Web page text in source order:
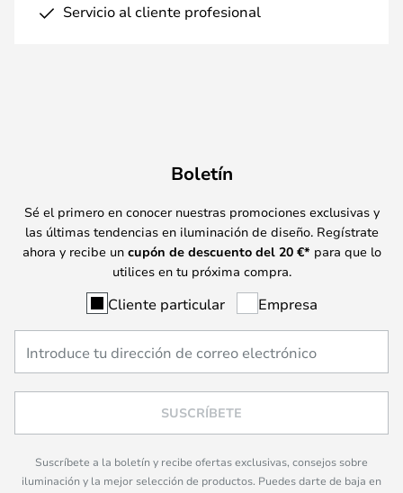
Servicio al cliente profesional
Boletín
Sé el primero en conocer nuestras promociones exclusivas y
las últimas tendencias en iluminación de diseño. Regístrate
ahora y recibe un cupón de descuento del 20 €* para que lo
utilices en tu próxima compra.
Cliente particular Empresa
SUSCRÍBETE
Suscríbete a la boletín y recibe ofertas exclusivas, consejos sobre
iluminación y la mejor selección de productos. Puedes darte de baja en